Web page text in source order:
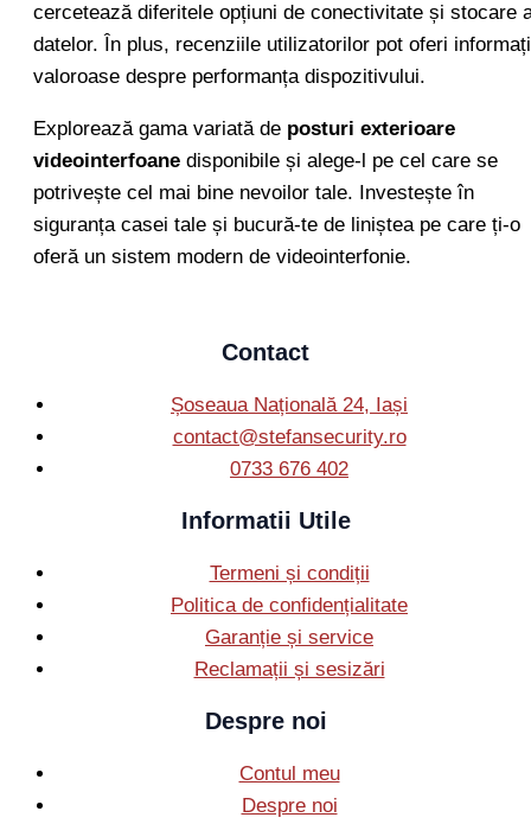
cercetează diferitele opțiuni de conectivitate și stocare
datelor. În plus, recenziile utilizatorilor pot oferi
valoroase despre performanța dispozitivului.
Explorează gama variată de posturi exterioare
videointerfoane disponibile și alege-l pe cel care se
potrivește cel mai bine nevoilor tale. Investește în
siguranța casei tale și bucură-te de liniștea pe care ți-o
oferă un sistem modern de videointerfonie.
Contact
Șoseaua Națională 24, Iași
contact@stefansecurity.ro
0733 676 402
Informatii Utile
Termeni și condiții
Politica de confidențialitate
Garanție și service
Reclamații și sesizări
Despre noi
Contul meu
Despre noi